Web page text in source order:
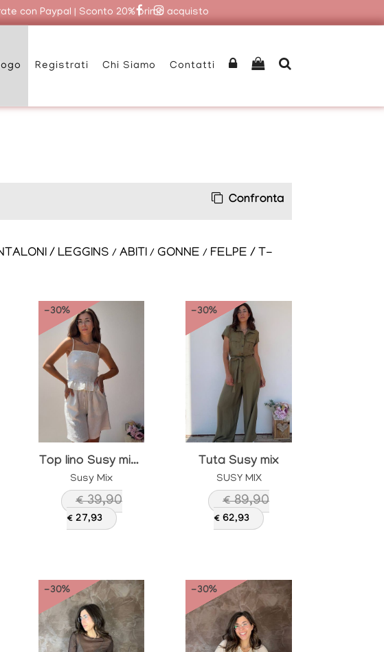
con Paypal | Sconto 20% primo acquisto
Registrati Chi Siamo Contatti
Confronta
/ LEGGINS /ABITI / GONNE / FELPE / T-
-30%
Top lino Susy mix Panna
Susy Mix
€ 39,90
€ 27,93
-30%
Tuta Susy mix
SUSY MIX
€ 89,90
€ 62,93
-30% -30%